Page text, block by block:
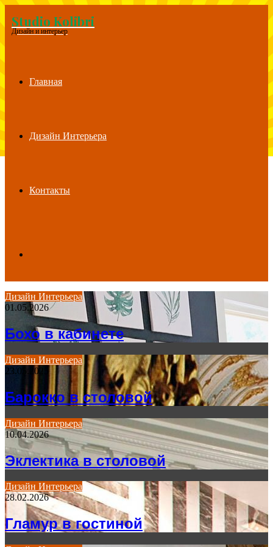
Menu
Studio Kolibri
Дизайн и интерьер
Главная
Дизайн Интерьера
Контакты
for
Дизайн Интерьера
01.05.2026
Бохо в кабинете
Дизайн Интерьера
23.05.2025
Барокко в столовой
Дизайн Интерьера
10.04.2026
Эклектика в столовой
Дизайн Интерьера
28.02.2026
Гламур в гостиной